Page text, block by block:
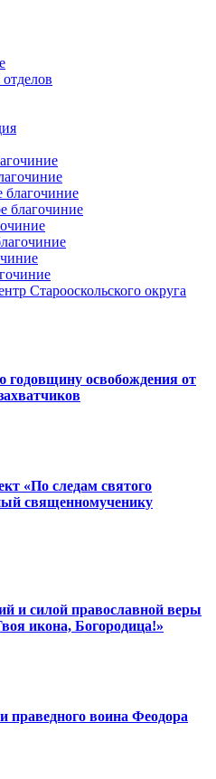
благочиние
благочиние
Старооскольского округа
годовщину освобождения от
«По следам святого
священномученику
и силой православной веры
икона, Богородица!»
праведного воина Феодора